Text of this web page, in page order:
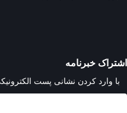
اشتراک خبرنامه
با وارد کردن نشانی پست